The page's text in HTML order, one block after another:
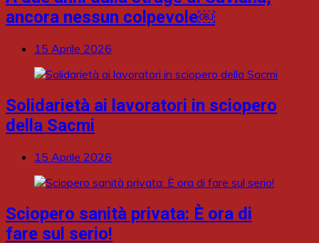
ancora nessun colpevole￼
15 Aprile 2026
Solidarietà ai lavoratori in sciopero
della Sacmi
15 Aprile 2026
Sciopero sanità privata: È ora di
fare sul serio!